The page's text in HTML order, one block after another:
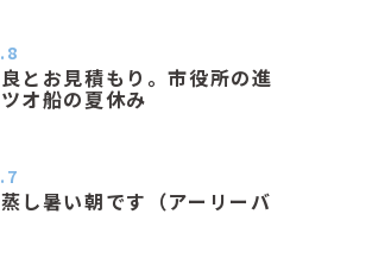
とお見積もり。市役所の進
オ船の夏休み
し暑い朝です（アーリーバ